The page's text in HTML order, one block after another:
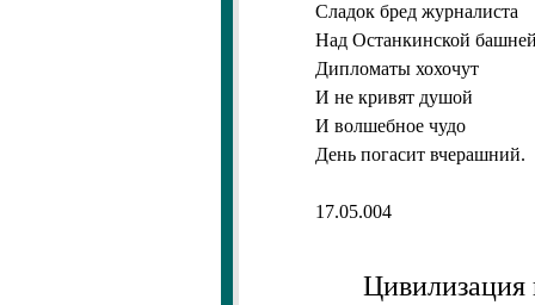
Сладок бред журналиста
Над Останкинской
Дипломаты хохочут
И не кривят душой
И волшебное чудо
День погасит вчерашний.
17.05.004